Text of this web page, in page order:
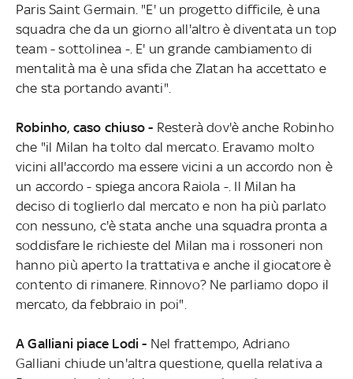
Paris Saint Germain. "E' un progetto difficile, è una
squadra che da un giorno all'altro è diventata un top
team - sottolinea -. E' un grande cambiamento di
mentalità ma è una sfida che Zlatan ha accettato e
che sta portando avanti".
Robinho, caso chiuso - Resterà dov'è anche Robinho
che "il Milan ha tolto dal mercato. Eravamo molto
vicini all'accordo ma essere vicini a un accordo non è
un accordo - spiega ancora Raiola -. Il Milan ha
deciso di toglierlo dal mercato e non ha più parlato
con nessuno, c'è stata anche una squadra pronta a
soddisfare le richieste del Milan ma i rossoneri non
hanno più aperto la trattativa e anche il giocatore è
contento di rimanere. Rinnovo? Ne parliamo dopo il
mercato, da febbraio in poi".
A Galliani piace Lodi - Nel frattempo, Adriano
Galliani chiude un'altra questione, quella relativa a